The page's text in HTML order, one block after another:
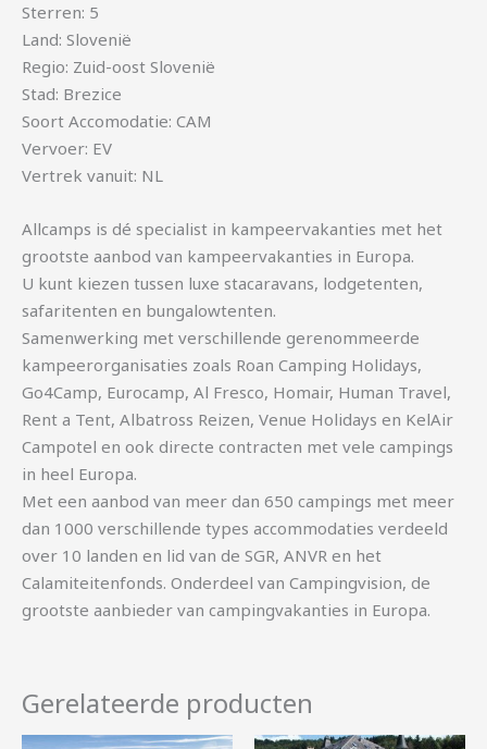
Sterren: 5
Land: Slovenië
Regio: Zuid-oost Slovenië
Stad: Brezice
Soort Accomodatie: CAM
Vervoer: EV
Vertrek vanuit: NL
Allcamps is dé specialist in kampeervakanties met het
grootste aanbod van kampeervakanties in Europa.
U kunt kiezen tussen luxe stacaravans, lodgetenten,
safaritenten en bungalowtenten.
Samenwerking met verschillende gerenommeerde
kampeerorganisaties zoals Roan Camping Holidays,
Go4Camp, Eurocamp, Al Fresco, Homair, Human Travel,
Rent a Tent, Albatross Reizen, Venue Holidays en KelAir
Campotel en ook directe contracten met vele campings
in heel Europa.
Met een aanbod van meer dan 650 campings met meer
dan 1000 verschillende types accommodaties verdeeld
over 10 landen en lid van de SGR, ANVR en het
Calamiteitenfonds. Onderdeel van Campingvision, de
grootste aanbieder van campingvakanties in Europa.
Gerelateerde producten